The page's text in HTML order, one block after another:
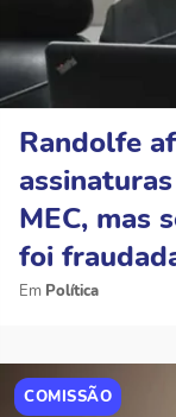
Randolfe
MEC, mas
foi
Política
COMISSÃO